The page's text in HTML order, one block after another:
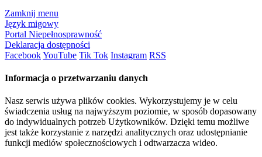
Zamknij menu
Język migowy
Portal Niepełnosprawność
Deklaracja dostępności
FacebookYouTube Tik Tok Instagram RSS
Informacja o przetwarzaniu danych
Nasz serwis używa plików cookies. Wykorzystujemy je w celu
świadczenia usług na najwyższym poziomie, w sposób dopasowany
do indywidualnych potrzeb Użytkowników. Dzięki temu możliwe
jest także korzystanie z narzędzi analitycznych oraz udostępnianie
funkcji mediów społecznościowych i odtwarzacza wideo.